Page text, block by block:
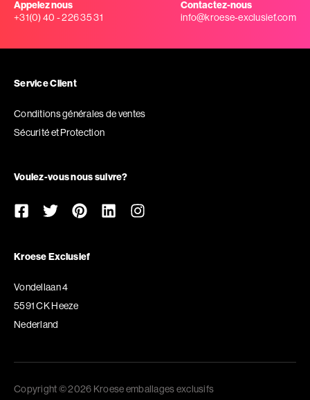
Appelez nous
+31(0) 40 - 226 35 31
Contactez-nous
info@kroese-exclusief.com
Service Client
Conditions générales de ventes
Sécurité et Protection
Voulez-vous nous suivre?
Kroese Exclusief
Vondellaan 4
5591 CK Heeze
Nederland
Copyright © 2026 Kroese emballages exclusifs